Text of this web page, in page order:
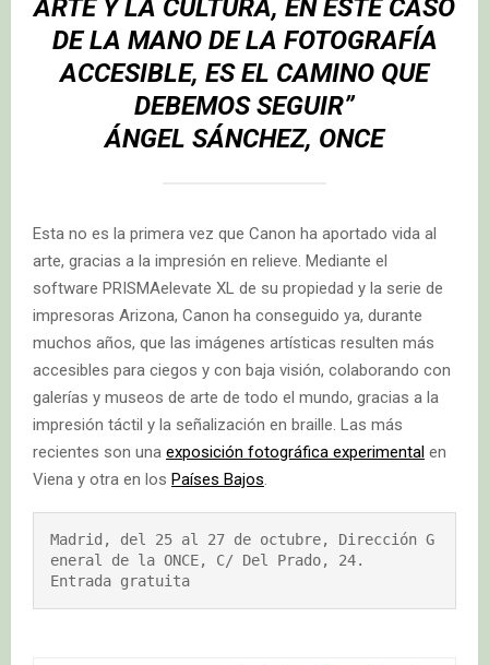
ARTE Y LA CULTURA, EN ESTE CASO
DE LA MANO DE LA FOTOGRAFÍA
ACCESIBLE, ES EL CAMINO QUE
DEBEMOS SEGUIR”
ÁNGEL SÁNCHEZ, ONCE
Esta no es la primera vez que Canon ha aportado vida al
arte, gracias a la impresión en relieve. Mediante el
software PRISMAelevate XL de su propiedad y la serie de
impresoras Arizona, Canon ha conseguido ya, durante
muchos años, que las imágenes artísticas resulten más
accesibles para ciegos y con baja visión, colaborando con
galerías y museos de arte de todo el mundo, gracias a la
impresión táctil y la señalización en braille. Las más
recientes son una exposición fotográfica experimental en
Viena y otra en los Países Bajos.
Madrid, del 25 al 27 de octubre, Dirección G
eneral de la ONCE, C/ Del Prado, 24.
Entrada gratuita